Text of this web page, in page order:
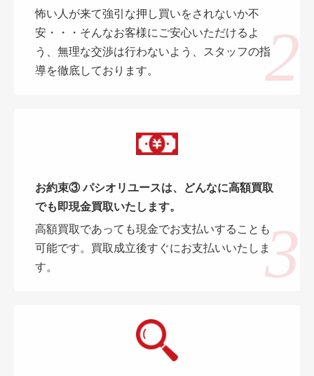
怖い人が来て強引な押し買いをされないか不
安・・・そんなお客様にご安心いただけるよ
う、無理な交渉は行わないよう、スタッフの指
導を徹底しております。
お約束③ パシオリユースは、どんなに高額買取
でも即現金買取いたします。
高額買取であっても現金でお支払いすることも
可能です。買取成立後すぐにお支払いいたしま
す。